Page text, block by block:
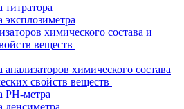
титратора
эксплозиметра
химического состава и
веществ
анализаторов химического состава
свойств веществ
PH-метра
денсиметра